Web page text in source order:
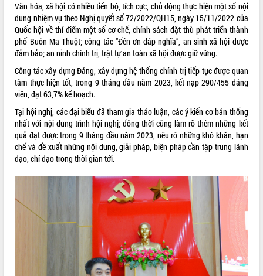
Không có file video nào để phát.
ALBUM ẢNH
LIÊN KẾT WEB
Văn hóa, xã hội có nhiều tiến bộ, tích cực, chủ động thực hiện một số nội
dung nhiệm vụ theo Nghị quyết số 72/2022/QH15, ngày 15/11/2022 của
Quốc hội về thí điểm một số cơ chế, chính sách đặt thù phát triển thành
phố Buôn Ma Thuột; công tác “Đền ơn đáp nghĩa”, an sinh xã hội được
đảm bảo; an ninh chính trị, trật tự an toàn xã hội được giữ vững.
Công tác xây dựng Đảng, xây dựng hệ thống chính trị tiếp tục được quan
tâm thực hiện tốt, trong 9 tháng đầu năm 2023, kết nạp 290/455 đảng
viên, đạt 63,7% kế hoạch.
Tại hội nghị, các đại biểu đã tham gia thảo luận, các ý kiến cơ bản thống
nhất với nội dung trình hội nghị; đồng thời cũng làm rõ thêm những kết
quả đạt được trong 9 tháng đầu năm 2023, nêu rõ những khó khăn, hạn
chế và đề xuất những nội dung, giải pháp, biện pháp cần tập trung lãnh
đạo, chỉ đạo trong thời gian tới.